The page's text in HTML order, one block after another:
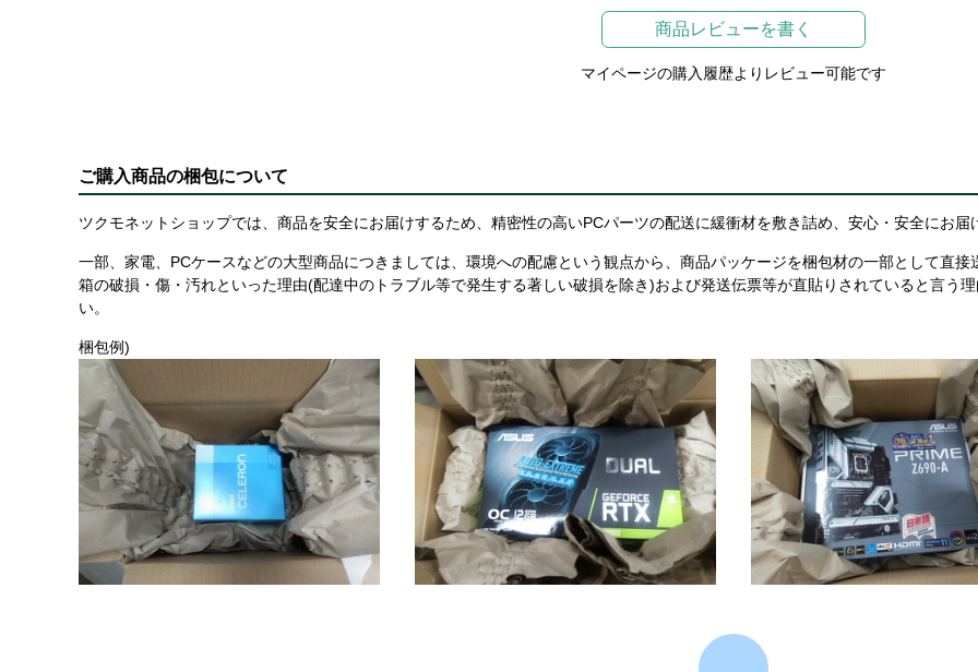
商品レビューを書く
マイページの購入履歴よりレビュー可能です
ご購入商品の梱包について
ツクモネットショップでは、商品を安全にお届けするため、精密性の高いPCパーツの配送に緩衝材を敷き詰め、安心・安全にお届
一部、家電、PCケースなどの大型商品につきましては、環境への配慮という観点から、商品パッケージを梱包材の一部として直
箱の破損・傷・汚れといった理由(配達中のトラブル等で発生する著しい破損を除き)および発送伝票等が直貼りされていると言う
い。
梱包例)